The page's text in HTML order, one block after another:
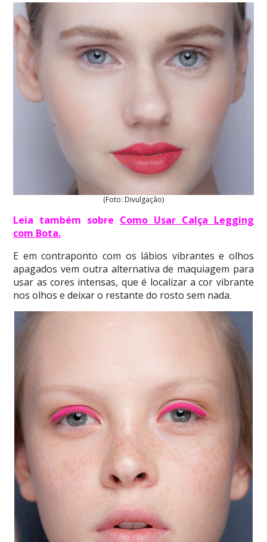
(Foto: Divulgação)
Leia também sobre Como Usar Calça Legging
com Bota.
E em contraponto com os lábios vibrantes e olhos
apagados vem outra alternativa de maquiagem para
usar as cores intensas, que é localizar a cor vibrante
nos olhos e deixar o restante do rosto sem nada.